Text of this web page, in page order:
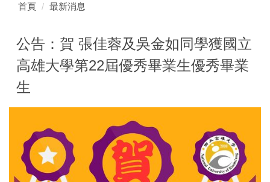
首頁 最新消息
公告：賀 張佳蓉及吳金如同學獲國立
高雄大學第22屆優秀畢業生優秀畢業
生